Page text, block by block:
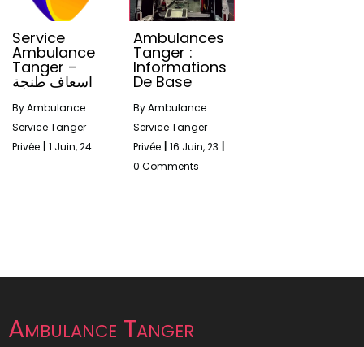
Service
Ambulance
Tanger –
اسعاف طنجة
ByAmbulance
Service Tanger
Privée
1 Juin, 24
Ambulances
Tanger :
Informations
De Base
ByAmbulance
Service Tanger
Privée
16 Juin, 23
0 Comments
Ambulance Tanger